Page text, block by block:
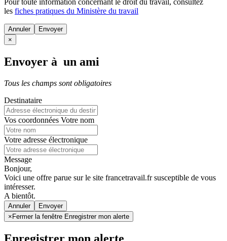
Pour toute information concernant le droit du travail , consultez
les fiches pratiques du Ministère du travail
Annuler
×
Envoyer à un ami
Tous les champs sont obligatoires
Destinataire
Vos coordonnées Votre nom
Votre adresse électronique
Message
Bonjour,
Voici une offre parue sur le site francetravail.fr susceptible de vous
intéresser.
A bientôt.
Annuler
× Fermer la fenêtre Enregistrer mon alerte